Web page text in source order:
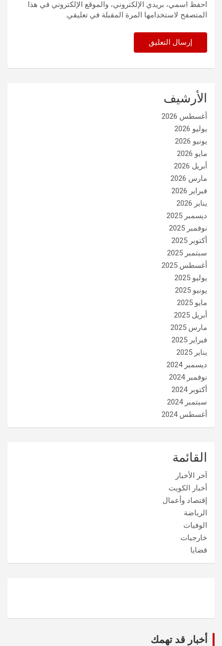
احفظ اسمي، بريدي الإلكتروني، والموقع الإلكتروني في هذا
المتصفح لاستخدامها المرة المقبلة في تعليقي.
الأرشيف
أغسطس 2026
يوليو 2026
يونيو 2026
مايو 2026
أبريل 2026
مارس 2026
فبراير 2026
يناير 2026
ديسمبر 2025
نوفمبر 2025
أكتوبر 2025
سبتمبر 2025
أغسطس 2025
يوليو 2025
يونيو 2025
مايو 2025
أبريل 2025
مارس 2025
فبراير 2025
يناير 2025
ديسمبر 2024
نوفمبر 2024
أكتوبر 2024
سبتمبر 2024
أغسطس 2024
القائمة
آخر الأخبار
أخبار الكويت
إقتصاد وأعمال
الرياضة
الوفيات
خارجيات
قضايا
أخبار قد تهمك